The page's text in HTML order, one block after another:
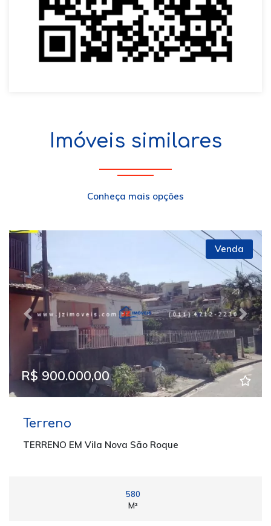
Imóveis similares
Conheça mais opções
Previous Next
Venda
R$ 900.000,00
Terreno
TERRENO EM Vila Nova São Roque
580
M²